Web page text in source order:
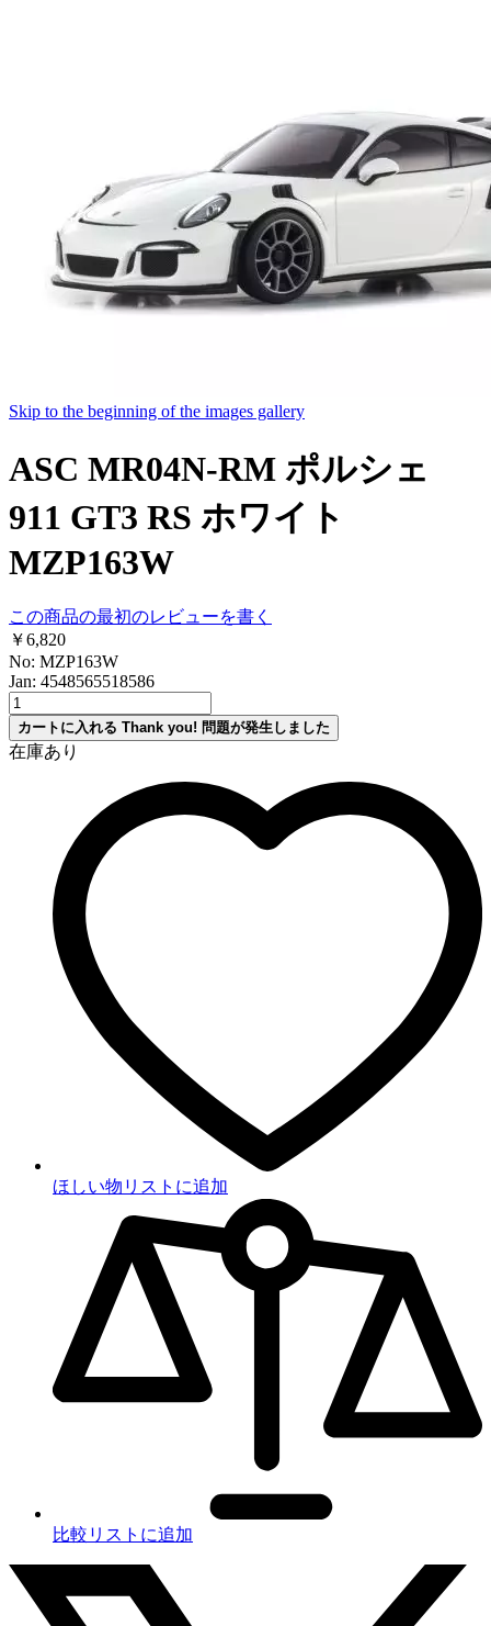
Skip to the beginning of the images gallery
ASC MR04N-RM ポルシェ
911 GT3 RS ホワイト
MZP163W
この商品の最初のレビューを書く
￥6,820
No: MZP163W
Jan: 4548565518586
カートに入れる Thank you! 問題が発生しました
在庫あり
ほしい物リストに追加
比較リストに追加